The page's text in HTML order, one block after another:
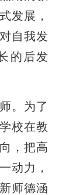
发展，
自我发
的后发
。为了
校在教
，把高
动力，
师德涵